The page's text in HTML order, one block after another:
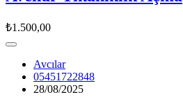
₺1.500,00
Avcılar
05451722848
28/08/2025